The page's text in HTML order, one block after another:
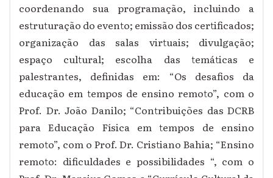
coordenando sua programação, incluindo a
estruturação do evento; emissão dos certificados;
organização das salas virtuais; divulgação;
espaço cultural; escolha das temáticas e
palestrantes, definidas em: “Os desafios da
educação em tempos de ensino remoto”, com o
Prof. Dr. João Danilo; “Contribuições das DCRB
para Educação Física em tempos de ensino
remoto”, com o Prof. Dr. Cristiano Bahia; “Ensino
remoto: dificuldades e possibilidades “, com o